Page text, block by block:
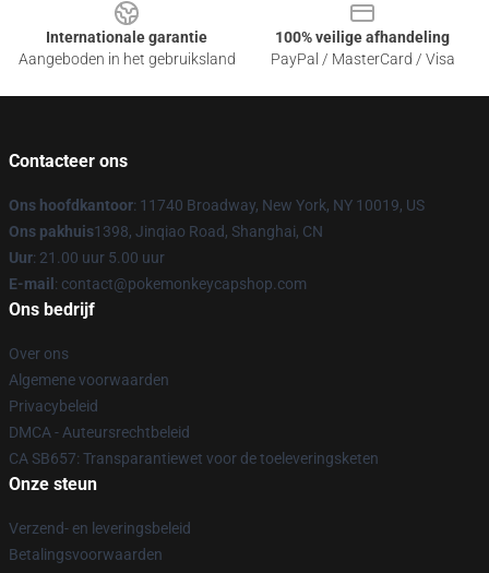
Internationale garantie
Aangeboden in het gebruiksland
100% veilige afhandeling
PayPal / MasterCard / Visa
Contacteer ons
Ons hoofdkantoor: 11740 Broadway, New York, NY 10019, US
Ons pakhuis1398, Jinqiao Road, Shanghai, CN
Uur: 21.00 uur 5.00 uur
E-mail : contact@pokemonkeycapshop.com
Ons bedrijf
Over ons
Algemene voorwaarden
Privacybeleid
DMCA - Auteursrechtbeleid
CA SB657: Transparantiewet voor de toeleveringsketen
Onze steun
Verzend- en leveringsbeleid
Betalingsvoorwaarden